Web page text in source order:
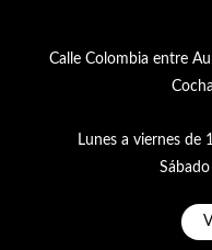
Calle Colombia entre
Lunes a viernes de